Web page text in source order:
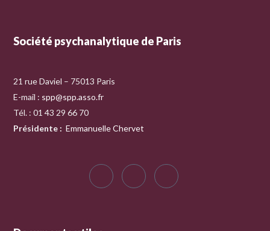
Société psychanalytique de Paris
21 rue Daviel – 75013 Paris
E-mail : spp@spp.asso.fr
Tél. : 01 43 29 66 70
Présidente : Emmanuelle Chervet